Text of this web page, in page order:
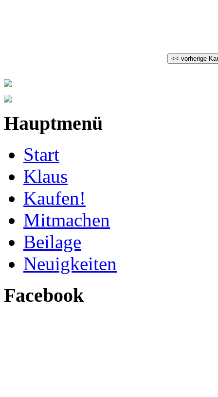
Hauptmenü
Start
Klaus
Kaufen!
Mitmachen
Beilage
Neuigkeiten
Facebook